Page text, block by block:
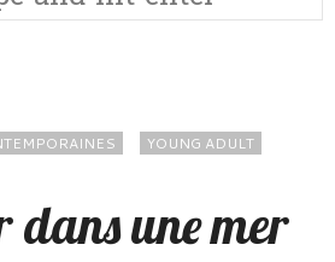
YOUNG ADULT
dans une mer